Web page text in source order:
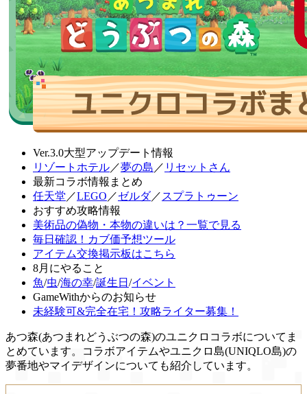
Ver.3.0大型アップデート情報
リゾートホテル／夢の島 ／ リセットさん
最新コラボ情報まとめ
任天堂 ／LEGO ／ゼルダ／ スプラトゥーン
おすすめ攻略情報
美術品の偽物・本物の違いは？一覧で見る
毎日確認！カブ価予想ツール
アイテム交換掲示板はこちら
8月にやること
魚/虫/海の幸/誕生日 /イベント
GameWithからのお知らせ
未経験可&完全在宅！攻略ライター募集！
あつ森(あつまれどうぶつの森)のユニクロコラボについてま
とめています。コラボアイテムやユニクロ島(UNIQLO島)の
夢番地やマイデザインについても紹介しています。